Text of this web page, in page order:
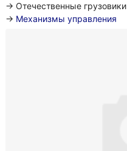
→ Отечественные грузовики
→ Механизмы управления